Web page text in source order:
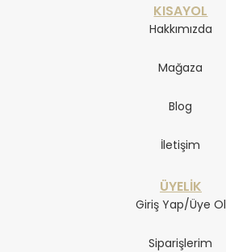
KISAYOL
Hakkımızda
Mağaza
Blog
İletişim
ÜYELİK
Giriş Yap/Üye Ol
Siparişlerim